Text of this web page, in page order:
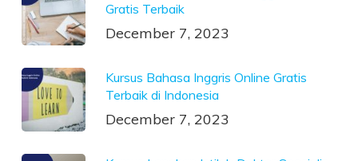
Gratis Terbaik
December 7, 2023
Kursus Bahasa Inggris Online Gratis
Terbaik di Indonesia
December 7, 2023